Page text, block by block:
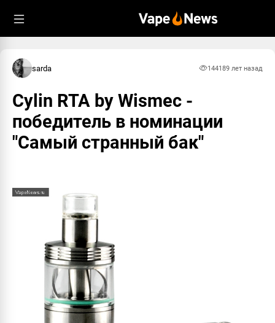
sarda 144189 лет назад
Cylin RTA by Wismec -
победитель в номинации
"Самый странный бак"